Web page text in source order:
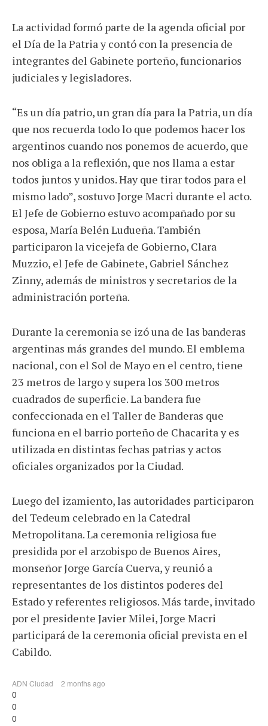
La actividad formó parte de la agenda oficial por
el Día de la Patria y contó con la presencia de
integrantes del Gabinete porteño, funcionarios
judiciales y legisladores.
“Es un día patrio, un gran día para la Patria, un día
que nos recuerda todo lo que podemos hacer los
argentinos cuando nos ponemos de acuerdo, que
nos obliga a la reflexión, que nos llama a estar
todos juntos y unidos. Hay que tirar todos para el
mismo lado”, sostuvo Jorge Macri durante el acto.
El Jefe de Gobierno estuvo acompañado por su
esposa, María Belén Ludueña. También
participaron la vicejefa de Gobierno, Clara
Muzzio, el Jefe de Gabinete, Gabriel Sánchez
Zinny, además de ministros y secretarios de la
administración porteña.
Durante la ceremonia se izó una de las banderas
argentinas más grandes del mundo. El emblema
nacional, con el Sol de Mayo en el centro, tiene
23 metros de largo y supera los 300 metros
cuadrados de superficie. La bandera fue
confeccionada en el Taller de Banderas que
funciona en el barrio porteño de Chacarita y es
utilizada en distintas fechas patrias y actos
oficiales organizados por la Ciudad.
Luego del izamiento, las autoridades participaron
del Tedeum celebrado en la Catedral
Metropolitana. La ceremonia religiosa fue
presidida por el arzobispo de Buenos Aires,
monseñor Jorge García Cuerva, y reunió a
representantes de los distintos poderes del
Estado y referentes religiosos. Más tarde, invitado
por el presidente Javier Milei, Jorge Macri
participará de la ceremonia oficial prevista en el
Cabildo.
ADN Ciudad 2 months ago
0
0
0